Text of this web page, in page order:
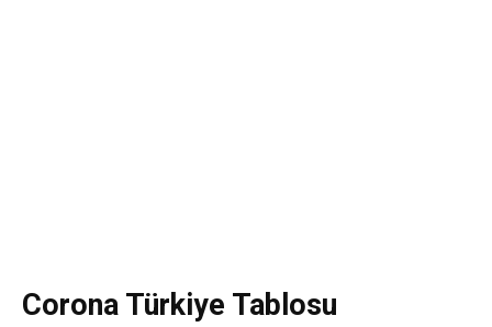
Corona Türkiye Tablosu